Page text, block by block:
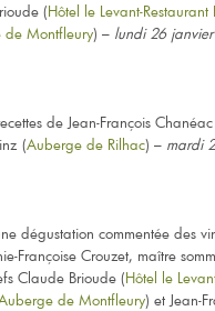
(Hôtel le Levant-Restaurant
de Montfleury) – lundi 26
de Jean-François
(Auberge de Rilhac) – mardi
dégustation commentée des
Françoise Crouzet, maître
Claude Brioude (Hôtel le
de Montfleury) et Jean-